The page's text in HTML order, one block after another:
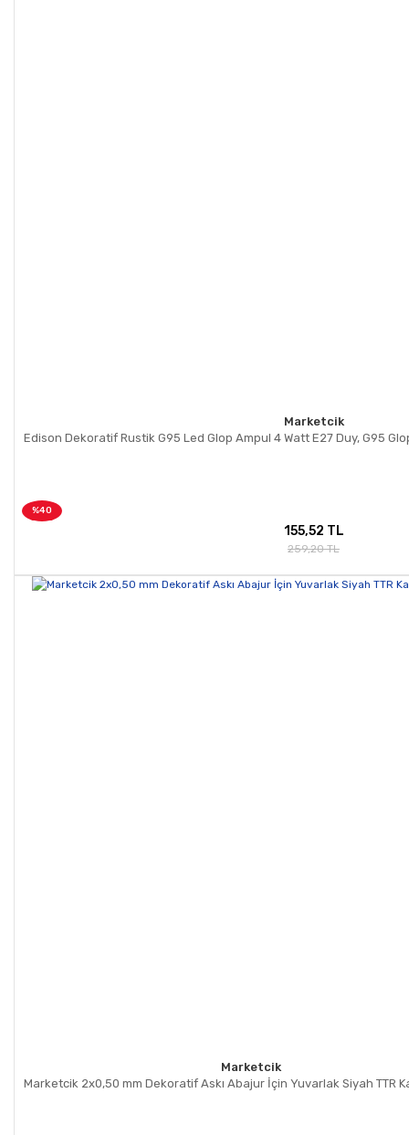
Marketcik
Edison Dekoratif Rustik G95 Led Glop Ampul 4 Watt E27 Duy, G95
%40
155,52 TL
259,20 TL
Marketcik
Marketcik 2x0,50 mm Dekoratif Askı Abajur İçin Yuvarlak Siyah TTR